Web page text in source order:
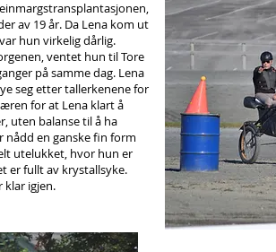
av 19 år. Da Lena kom ut
hun virkelig dårlig.
ventet hun til Tore
på samme dag. Lena
seg etter tallerkenene for
for at Lena klart å
uten balanse til å ha
nådd en ganske fin form
utelukket, hvor hun er
er fullt av krystallsyke.
klar igjen.